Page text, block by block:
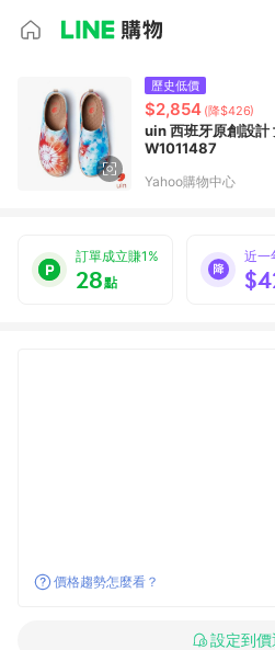
歷史低價
$2,854 (降$426)
uin 西班牙原創設計
W1011487
Yahoo購物中心
訂單成立賺1%
28點
近一
價格趨勢怎麼看？
設定到價